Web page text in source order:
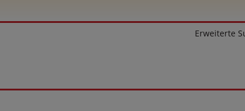
Erweiterte